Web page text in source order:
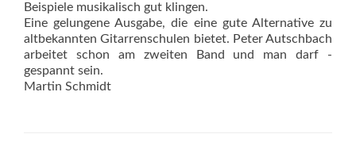
Beispiele musikalisch gut klingen.
Eine gelungene Ausgabe, die ­eine gute Alternative zu
altbekannten Gitarrenschulen bietet. Peter Autschbach
arbeitet schon am zweiten Band und man darf ­
gespannt sein.
Martin Schmidt